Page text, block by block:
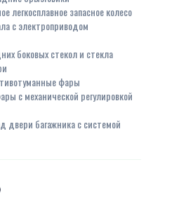
легкосплавное запасное колесо
с электроприводом
боковых стекол и стекла
фары
с механической регулировкой
двери багажника с системой